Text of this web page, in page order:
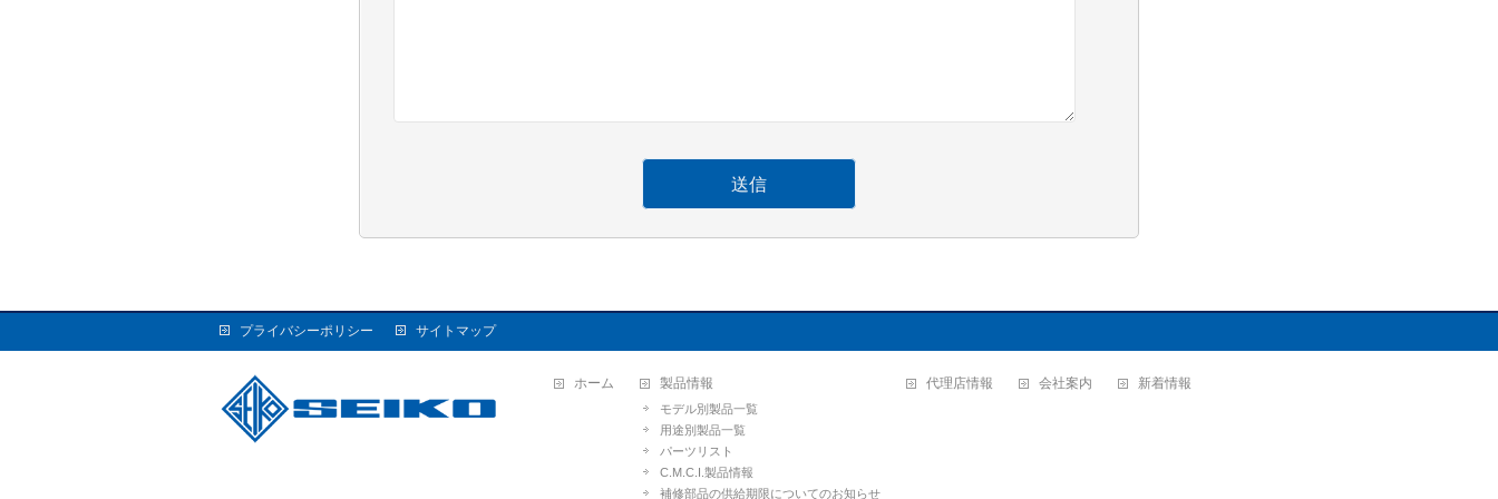
プライバシーポリシー サイトマップ
ホーム 製品情報
モデル別製品一覧
用途別製品一覧
パーツリスト
C.M.C.I.製品情報
補修部品の供給期限についてのお知らせ
代理店情報 会社案内 新着情報